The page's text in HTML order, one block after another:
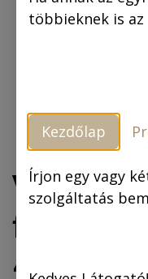
fritte á
40x50
többieknek is az
Kezdőlap
Írjon egy vagy
szolgáltatás